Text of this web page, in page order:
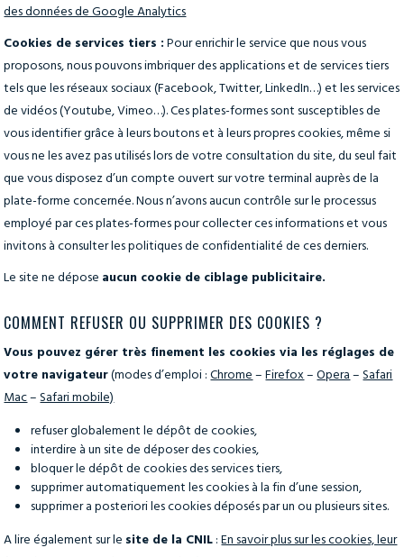
des données de Google Analytics
Cookies de services tiers :Pour enrichir le service que nous vous
proposons, nous pouvons imbriquer des applications et de services tiers
tels que les réseaux sociaux (Facebook, Twitter, LinkedIn…) et les services
de vidéos (Youtube, Vimeo…). Ces plates-formes sont susceptibles de
vous identifier grâce à leurs boutons et à leurs propres cookies, même si
vous ne les avez pas utilisés lors de votre consultation du site, du seul fait
que vous disposez d’un compte ouvert sur votre terminal auprès de la
plate-forme concernée. Nous n’avons aucun contrôle sur le processus
employé par ces plates-formes pour collecter ces informations et vous
invitons à consulter les politiques de confidentialité de ces derniers.
Le site ne dépose aucun cookie de ciblage publicitaire.
COMMENT REFUSER OU SUPPRIMER DES COOKIES ?
Vous pouvez gérer très finement les cookies via les réglages de
votre navigateur(modes d’emploi :Chrome–Firefox–Opera–Safari
Mac–Safari mobile)
refuser globalement le dépôt de cookies,
interdire à un site de déposer des cookies,
bloquer le dépôt de cookies des services tiers,
supprimer automatiquement les cookies à la fin d’une session,
supprimer a posteriori les cookies déposés par un ou plusieurs sites.
A lire également sur le site de la CNIL:En savoir plus sur les cookies, leur